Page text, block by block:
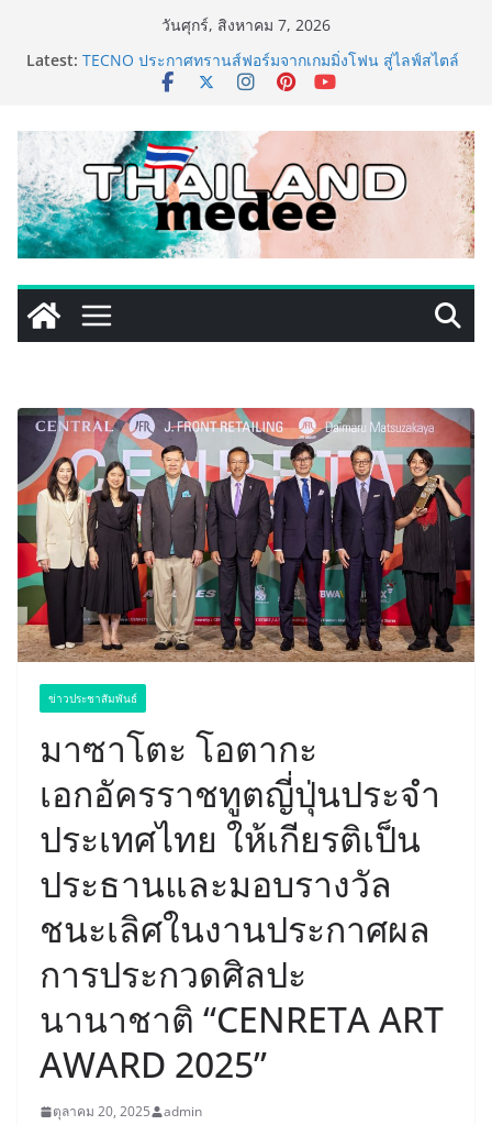
วันศุกร์, สิงหาคม 7, 2026
Latest: TECNO ประกาศทรานส์ฟอร์มจากเกมมิ่งโฟน สู่ไลฟ์สไตล์
แฟชั่นไอเท็ม เสิร์ฟใหญ่ปักหมุดแลนมาร์คใหม่กลางสถานี
PIPPER STANDARD® เปิดตัวแชมพูอาบน้ำ และ โฟมอาบ
แห้งสัตว์เลี้ยง ชูนวัตกรรมพลังธรรมชาติ “Zero-Residue”
เลียขนได้ ปลอดภัย ไร้สารตกค้าง
เริ่มแล้ว! อ.ต.ก.แฟร์ 4 ภาค @ภาคกลาง “มนต์เสน่ห์เกษตร
ไทย สู่ใจกลางมหานคร” ชวนชิม ช้อป สินค้าเกษตร
คุณภาพจากทั่วไทย วันนี้ – 8 สิงหาคมนี้ ณ ลานคนเมือง
ททท. ประกาศความสำเร็จ Village to the World Season
5 ผนึก 9 พันธมิตร ขับเคลื่อน ESG Tourism สืบสานพระ
ราชปณิธาน สร้างคุณค่าการท่องเที่ยวไทยอย่างยั่งยืน
เหิงลี่ แมนูแฟคเจอริ่ง เทคโนโลยี (ไทยแลนด์) เปิดโรงงาน
แห่งใหม่ในชลบุรี เดินหน้าขยายฐานการผลิตสู่เอเชียตะวัน
ข่าวประชาสัมพันธ์
มาซาโตะ โอตากะ
เอกอัครราชทูตญี่ปุ่นประจำ
ประเทศไทย ให้เกียรติเป็น
ประธานและมอบรางวัล
ชนะเลิศในงานประกาศผล
การประกวดศิลปะ
นานาชาติ “CENRETA ART
AWARD 2025”
ตุลาคม 20, 2025 admin